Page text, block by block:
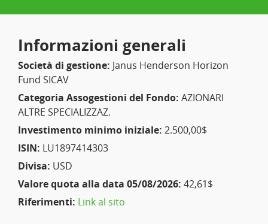
Informazioni generali
Società di gestione: Janus Henderson Horizon
Fund SICAV
Categoria Assogestioni del Fondo: AZIONARI
ALTRE SPECIALIZZAZ.
Investimento minimo iniziale: 2.500,00$
ISIN: LU1897414303
Divisa: USD
Valore quota alla data 05/08/2026: 42,61$
Riferimenti: Link al sito